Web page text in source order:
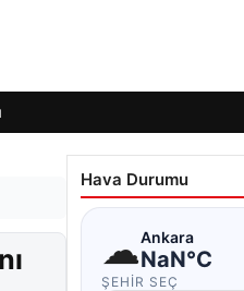
Hava Durumu
☁Ankara
NaN°C
ŞEHIR SEÇ